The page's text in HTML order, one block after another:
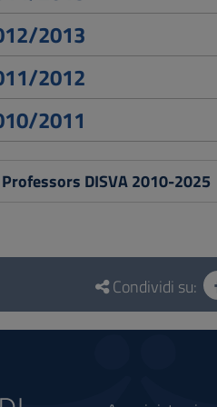
2013
2012
2011
DISVA 2010-2025
Condividi su: